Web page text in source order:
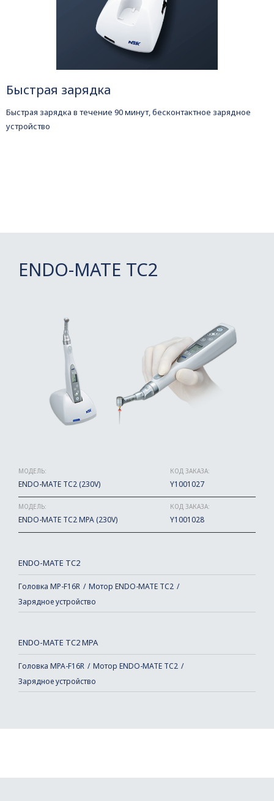
Быстрая зарядка
Быстрая зарядка в течение 90 минут, бесконтактное зарядное
устройство
ENDO-MATE TC2
МОДЕЛЬ:
ENDO-MATE TC2 (230V)
КОД ЗАКАЗА:
Y1001027
МОДЕЛЬ:
ENDO-MATE TC2 MPA (230V)
КОД ЗАКАЗА:
Y1001028
ENDO-MATE TC2
Головка MP-F16R
Мотор ENDO-MATE TC2
Зарядное устройство
ENDO-MATE TC2 MPA
Головка MPA-F16R
Мотор ENDO-MATE TC2
Зарядное устройство